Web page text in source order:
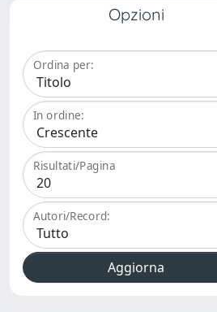
Opzioni
Ordina per:
In ordine:
Risultati/Pagina
Autori/Record: